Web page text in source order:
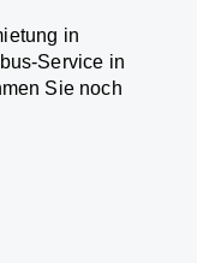
in
Service in
Sie noch